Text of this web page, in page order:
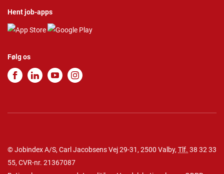
Hent job-apps
Følg os
© Jobindex A/S, Carl Jacobsens Vej 29-31, 2500 Valby, Tlf. 38 32 33
55, CVR-nr. 21367087